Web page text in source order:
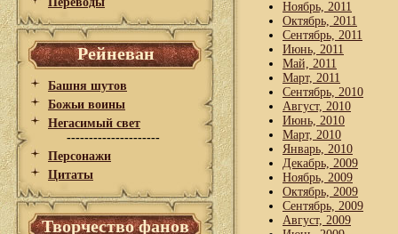
Рейневан
Башня шутов
Божьи воины
Негасимый свет
---------------------
Персонажи
Цитаты
Творчество фанов
Ноябрь, 2011
Октябрь, 2011
Сентябрь, 2011
Июнь, 2011
Май, 2011
Март, 2011
Сентябрь, 2010
Август, 2010
Июнь, 2010
Март, 2010
Январь, 2010
Декабрь, 2009
Ноябрь, 2009
Октябрь, 2009
Сентябрь, 2009
Август, 2009